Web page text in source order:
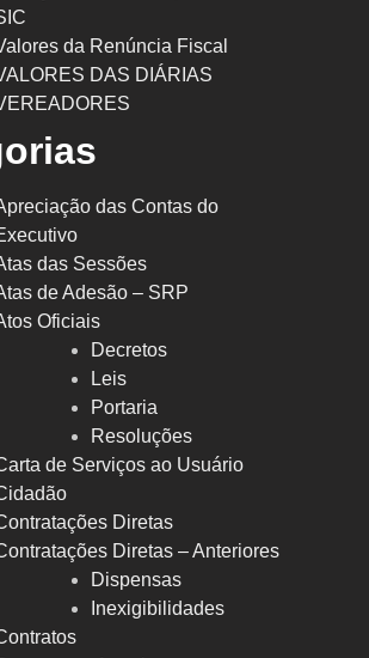
da Renúncia Fiscal
DAS DIÁRIAS
das Contas do
das Sessões
de Adesão – SRP
Oficiais
Decretos
Leis
Portaria
Resoluções
de Serviços ao Usuário
Diretas
Diretas – Anteriores
Dispensas
Inexigibilidades